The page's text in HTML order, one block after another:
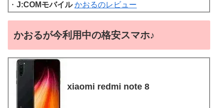
・ J:COMモバイル かおるのレビュー
かおるが今利用中の格安スマホ♪
xiaomi redmi note 8